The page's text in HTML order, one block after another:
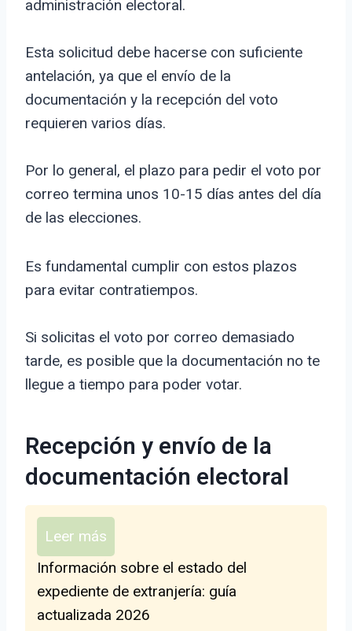
administración electoral.
Esta solicitud debe hacerse con suficiente
antelación, ya que el envío de la
documentación y la recepción del voto
requieren varios días.
Por lo general, el plazo para pedir el voto por
correo termina unos 10-15 días antes del día
de las elecciones.
Es fundamental cumplir con estos plazos
para evitar contratiempos.
Si solicitas el voto por correo demasiado
tarde, es posible que la documentación no te
llegue a tiempo para poder votar.
Recepción y envío de la
documentación electoral
Leer más
Información sobre el estado del
expediente de extranjería: guía
actualizada 2026